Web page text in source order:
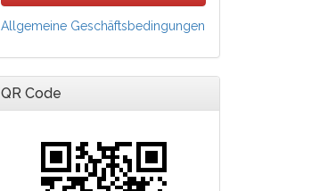
Allgemeine Geschäftsbedingungen
QR Code